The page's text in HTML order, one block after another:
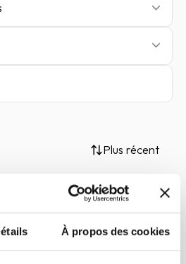
À propos des cookies
Plus récent
Index Is